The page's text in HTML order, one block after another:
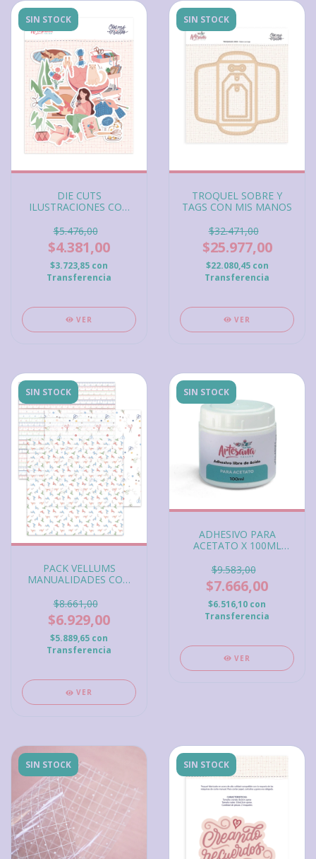
SIN STOCK
DIE CUTS
ILUSTRACIONES CON
$5.476,00
$4.381,00
$3.723,85 con
Transferencia
VER
SIN STOCK
TROQUEL SOBRE Y
TAGS CON MIS MANOS
$32.471,00
$25.977,00
$22.080,45 con
Transferencia
VER
SIN STOCK
PACK VELLUMS
MANUALIDADES CON
$8.661,00
$6.929,00
$5.889,65 con
Transferencia
VER
SIN STOCK
ADHESIVO PARA
ACETATO X 100ML
$9.583,00
$7.666,00
$6.516,10 con
Transferencia
VER
SIN STOCK SIN STOCK